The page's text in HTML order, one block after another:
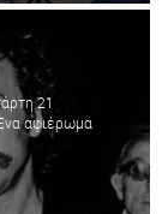
21
αφιέρωμα